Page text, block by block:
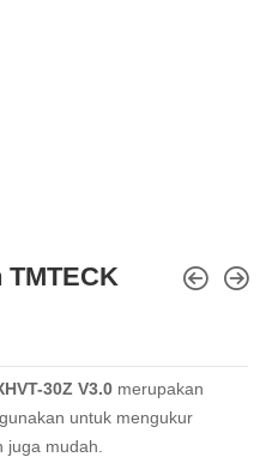
30Z V3.0 merupakan
untuk mengukur
mudah.